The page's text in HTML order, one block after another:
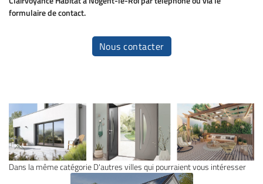
formulaire de contact.
Nous contacter
Dans la même catégorieD'autres villes qui pourraient vous intéresser